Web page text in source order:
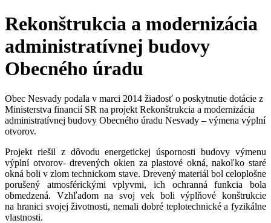
Rekonštrukcia a modernizácia
administratívnej budovy
Obecného úradu
Obec Nesvady podala v marci 2014 žiadosť o poskytnutie dotácie z
Ministerstva financií SR na projekt Rekonštrukcia a modernizácia
administratívnej budovy Obecného úradu Nesvady – výmena výplní
otvorov.
Projekt riešil z dôvodu energetickej úspornosti budovy výmenu
výplní otvorov- drevených okien za plastové okná, nakoľko staré
okná boli v zlom technickom stave. Drevený materiál bol celoplošne
porušený atmosférickými vplyvmi, ich ochranná funkcia bola
obmedzená. Vzhľadom na svoj vek boli výplňové konštrukcie
na hranici svojej životnosti, nemali dobré teplotechnické a fyzikálne
vlastnosti.